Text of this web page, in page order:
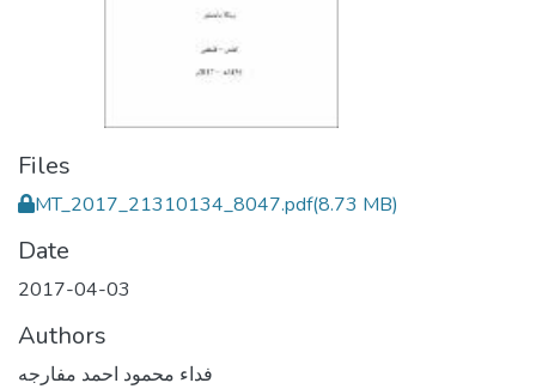
Files
MT_2017_21310134_8047.pdf(8.73 MB)
Date
2017-04-03
Authors
فداء محمود احمد مفارجه